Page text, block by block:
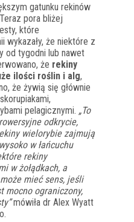
gatunku rekinów
pora bliżej
które
wykazały, że niektóre z
od tygodni lub nawet
że rekiny
ilości roślin i alg,
że żywią się głównie
pelagicznymi. „To
odkrycie,
wielorybie zajmują
w łańcuchu
rekiny
w żołądkach, a
mieć sens, jeśli
mocno ograniczony,
mówiła dr Alex Wyatt